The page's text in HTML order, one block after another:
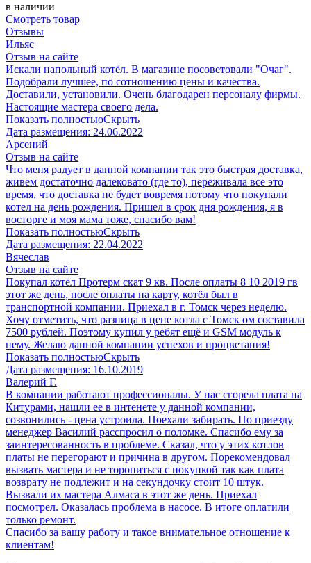
в наличии
Смотреть товар
Отзывы
Ильяс
Отзыв на сайте
Искали напольный котёл. В магазине посоветовали "Очаг".
Подобрали лучшее, по сотношению цены и качества.
Доставили, установили. Очень благодарен персоналу фирмы.
Настоящие мастера своего дела.
Показать полностьюСкрыть
Дата размещения: 24.06.2022
Арсений
Отзыв на сайте
Что меня радует в данной компании так это быстрая доставка,
живем достаточно далековато (где то), переживала все это
время, что доставка не будет вовремя потому что покупали
котел на день рождения. Пришел в срок дня рождения, я в
восторге и моя мама тоже, спасибо вам!
Показать полностьюСкрыть
Дата размещения: 22.04.2022
Вячеслав
Отзыв на сайте
Покупал котёл Протерм скат 9 кв. После оплаты 8 10 2019 гв
этот же день, после оплаты на карту, котёл был в
транспортной компании. Приехал в г. Томск через неделю.
Хочу отметить, что разница в цене котла с Томск ом составила
7500 рублей. Поэтому купил у ребят ещё и GSM модуль к
нему. Желаю данной компании успехов и процветания!
Показать полностьюСкрыть
Дата размещения: 16.10.2019
Валерий Г.
В компании работают профессионалы. У нас сгорела плата на
Китурами, нашли ее в интенете у данной компании,
созвонились - цена устроила. Поехали забирать. По приезду
менеджер Василий расспросил о поломке. Спасибо ему за
заинтересованность в проблеме. Сказал, что у этих котлов
платы не перегорают и причина в другом. Порекомендовал
вызвать мастера и не торопиться с покупкой так как плата
возврату не подлежит и на секундочку стоит 10 штук.
Вызвали их мастера Алмаса в этот же день. Приехал
посмотрел. Оказалась проблема в насосе. В итоге оплатили
только ремонт.
Спасибо за вашу работу и такое внимательное отношение к
клиентам!